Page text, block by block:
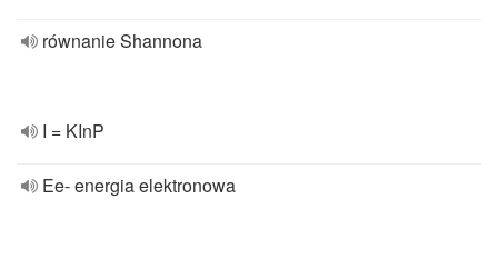
równanie Shannona
I = KInP
Ee- energia elektronowa